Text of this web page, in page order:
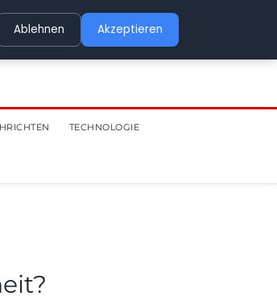
TECHNOLOGIE
Ablehnen Akzeptieren